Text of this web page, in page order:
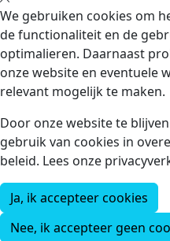
We gebruiken cookies om
de functionaliteit en de
optimalieren. Daarnaast
onze website en eventuele
relevant mogelijk te maken.
Door onze website te
gebruik van cookies in
beleid. Lees onze
Ja, ik accepteer cookies
Nee, ik accepteer geen